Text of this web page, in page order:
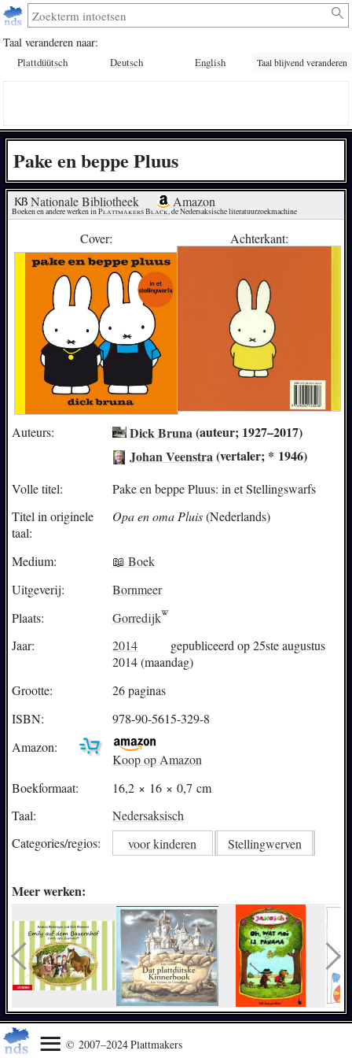
Taal veranderen naar:
Plattdüütsch Deutsch English Taal blijvend veranderen
Pake en beppe Pluus
Nationale Bibliotheek Amazon
Boeken en andere werken in Plattmakers Black, de Nedersaksische literatuurzoekmachine
Cover: Achterkant:
Auteurs: Dick Bruna (auteur; 1927–2017)
Johan Veenstra (vertaler; * 1946)
Volle titel:
Pake en beppe Pluus: in et Stellingswarfs
Titel in originele
taal:
Opa en oma Pluis(Nederlands)
Medium:
📖 Boek
Uitgeverij:
Bornmeer
Plaats:
Gorredijk
Jaar:
2014
gepubliceerd op 25ste augustus
2014 (maandag)
Grootte:
26 paginas
ISBN:
978-90-5615-329-8
Amazon:
Koop op Amazon
Boekformaat:
16,2 × 16 × 0,7 cm
Taal:
Nedersaksisch
Categories/regios: voor kinderen Stellingwerven
Meer werken:
© 2007–2024 Plattmakers